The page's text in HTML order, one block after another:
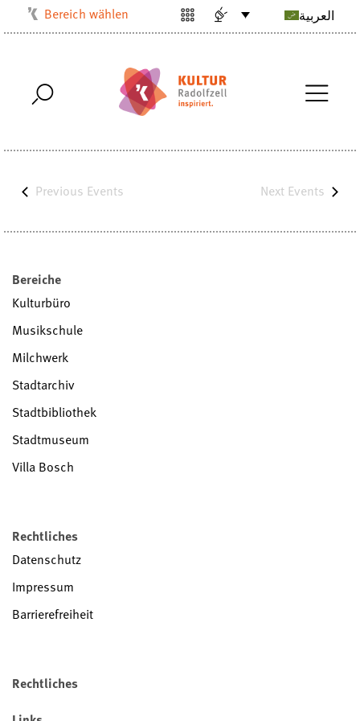
Bereich wählen
Musikschule
Stadtmuseum
Stadtbibliothek
Radolfzell1200
العربية
Previous Events Next Events
Bereiche
Kulturbüro
Musikschule
Milchwerk
Stadtarchiv
Stadtbibliothek
Stadtmuseum
Villa Bosch
Rechtliches
Datenschutz
Impressum
Barrierefreiheit
Rechtliches